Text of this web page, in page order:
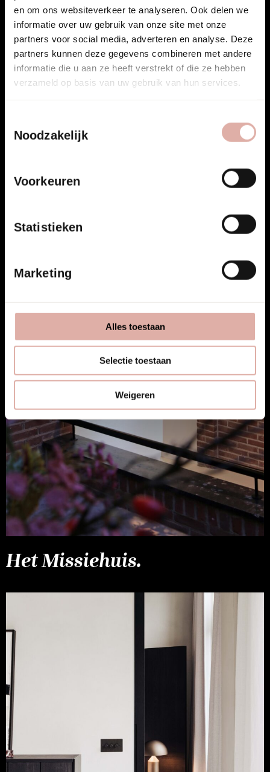
en om ons websiteverkeer te analyseren. Ook delen we
informatie over uw gebruik van onze site met onze
partners voor social media, adverteren en analyse. Deze
partners kunnen deze gegevens combineren met andere
informatie die u aan ze heeft verstrekt of die ze hebben
verzameld op basis van uw gebruik van hun services.
Noodzakelijk
Voorkeuren
Statistieken
Marketing
Alles toestaan
Selectie toestaan
Weigeren
Projecten die je
wellicht ook
Het Missiehuis.